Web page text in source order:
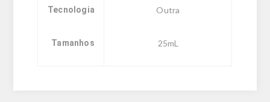
Tecnologia Outra
Tamanhos 25mL